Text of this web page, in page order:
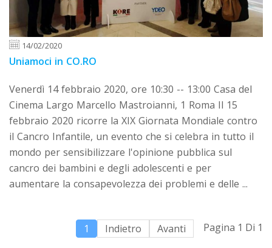
14/02/2020
Uniamoci in CO.RO
Venerdì 14 febbraio 2020, ore 10:30 -- 13:00 Casa del
Cinema Largo Marcello Mastroianni, 1 Roma Il 15
febbraio 2020 ricorre la XIX Giornata Mondiale contro
il Cancro Infantile, un evento che si celebra in tutto il
mondo per sensibilizzare l'opinione pubblica sul
cancro dei bambini e degli adolescenti e per
aumentare la consapevolezza dei problemi e delle ...
1 Indietro Avanti Pagina 1 Di 1